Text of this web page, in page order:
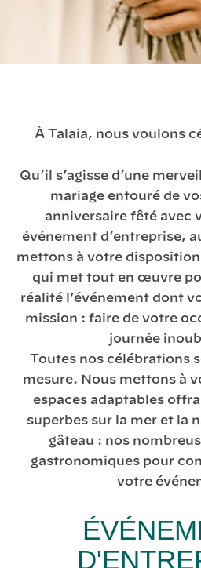
À Talaia, nous voulons
Qu’il s’agisse d’une
mariage entouré de
anniversaire fêté avec
événement d’entreprise,
mettons à votre
qui met tout en œuvre
réalité l’événement dont
mission : faire de votre
journée
Toutes nos célébrations
mesure. Nous mettons à
espaces adaptables
superbes sur la mer et la
gâteau : nos
gastronomiques pour
votre